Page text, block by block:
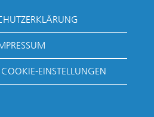
EINSTELLUNGEN